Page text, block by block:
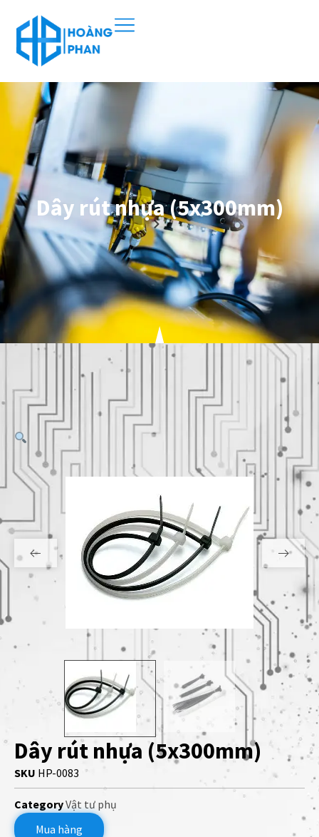
Dây rút nhựa (5x300mm)
Dây rút nhựa (5x300mm)
SKU HP-0083
CategoryVật tư phụ
Mua hàng